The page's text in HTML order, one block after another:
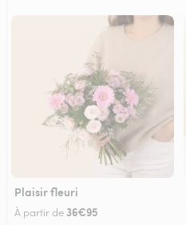
Plaisir fleuri
À partir de 36€95